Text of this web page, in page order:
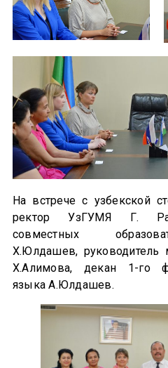
На встрече с узбекской
ректор УзГУМЯ Г.
совместных
Х.Юлдашев, руководитель
Х.Алимова, декан 1-го
языка А.Юлдашев.